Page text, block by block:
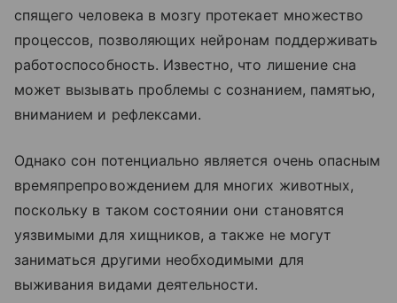
спящего человека в мозгу протекает множество
процессов, позволяющих нейронам поддерживать
работоспособность. Известно, что лишение сна
может вызывать проблемы с сознанием, памятью,
вниманием и рефлексами.
Однако сон потенциально является очень опасным
времяпрепровождением для многих животных,
поскольку в таком состоянии они становятся
уязвимыми для хищников, а также не могут
заниматься другими необходимыми для
выживания видами деятельности.